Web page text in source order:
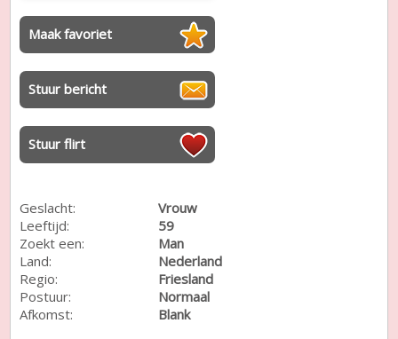
Maak favoriet
Stuur bericht
Stuur flirt
Geslacht:
Vrouw
Leeftijd:
59
Zoekt een:
Man
Land:
Nederland
Regio:
Friesland
Postuur:
Normaal
Afkomst:
Blank